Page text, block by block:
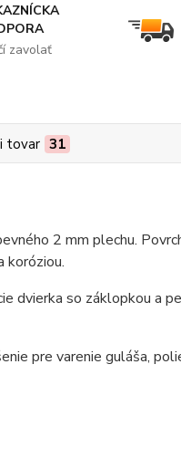
zavolať
tovar 31
2 mm plechu.
koróziou.
dvierka so záklopkou a
pre varenie guláša,